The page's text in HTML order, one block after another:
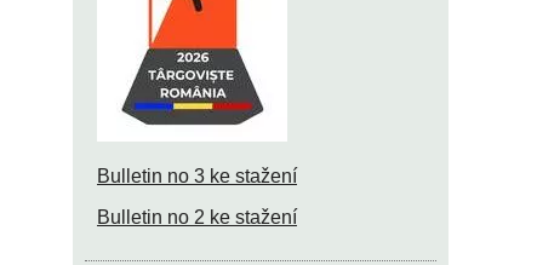
Bulletin no 3 ke stažení
Bulletin no 2 ke stažení